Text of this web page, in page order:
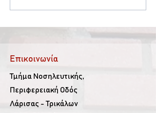
Επικοινωνία
Τμήμα Νοσηλευτικής,
Περιφερειακή Οδός
Λάρισας - Τρικάλων